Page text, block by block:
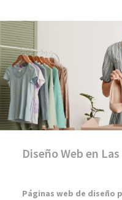
Diseño Web en
Páginas web de diseño